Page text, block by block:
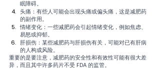
眠障碍。
头痛：有些人可能会出现头痛或偏头痛，这是减肥药
的副作用。
情绪变化：一些减肥药会引起情绪变化，例如焦虑、
易怒或抑郁。
肝损伤：某些减肥药与肝损伤有关，可能对已有肝病
的人构成风险。
重要的是要注意，减肥药的安全性和有效性可能有很大差
异，而且其中许多药片不受 FDA 的监管。